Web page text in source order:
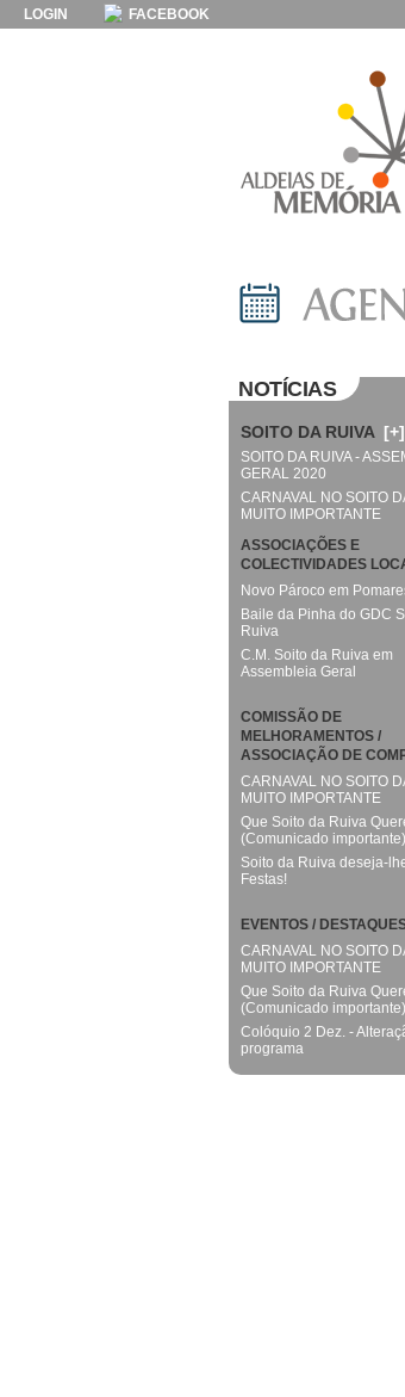
LOGIN FACEBOOK
NOTÍCIAS
SOITO DA RUIVA [+]
SOITO DA RUIVA -
GERAL 2020
CARNAVAL NO SOITO
MUITO IMPORTANTE
ASSOCIAÇÕES E
COLECTIVIDADES
Novo Pároco em
Baile da Pinha do GDC
Ruiva
C.M. Soito da Ruiva em
Assembleia Geral
COMISSÃO DE
MELHORAMENTOS /
ASSOCIAÇÃO DE
CARNAVAL NO SOITO
MUITO IMPORTANTE
Que Soito da Ruiva
(Comunicado importante)
Soito da Ruiva deseja-
Festas!
EVENTOS /
CARNAVAL NO SOITO
MUITO IMPORTANTE
Que Soito da Ruiva
(Comunicado importante)
Colóquio 2 Dez. -
programa